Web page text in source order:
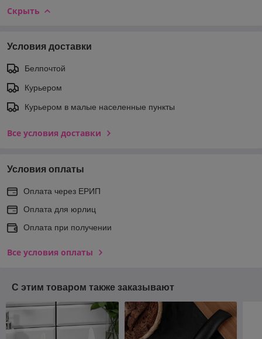
Скрыть
Условия доставки
Белпочтой
Курьером
Курьером в малые населенные пункты
Все условия доставки
Условия оплаты
Оплата через ЕРИП
Оплата для юрлиц
Оплата при получении
Все условия оплаты
С этим товаром также заказывают